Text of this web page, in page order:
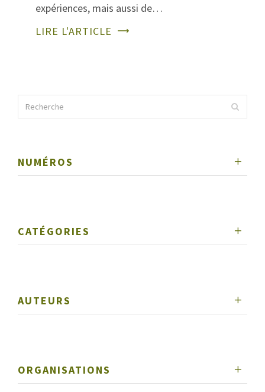
expériences, mais aussi de…
LIRE L'ARTICLE
NUMÉROS
CATÉGORIES
AUTEURS
ORGANISATIONS